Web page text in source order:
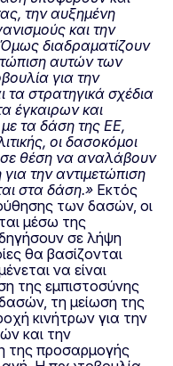
την αυξημένη
και την
Όμως διαδραματίζουν
αυτών των
για την
στρατηγικά σχέδια
έγκαιρων και
τα δάση της ΕΕ,
οι δασοκόμοι
σε θέση να αναλάβουν
την αντιμετώπιση
στα δάση.» Εκτός
των δασών, οι
μέσω της
σε λήψη
θα βασίζονται
να είναι
της εμπιστοσύνης
τη μείωση της
κινήτρων για την
και την
της προσαρμογής